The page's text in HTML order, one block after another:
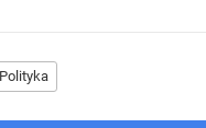
Polityka